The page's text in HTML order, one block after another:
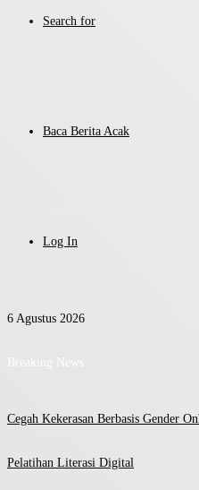
Search for
Baca Berita Acak
Log In
6 Agustus 2026
Breaking News
Cegah Kekerasan Berbasis Gender
Pelatihan Literasi Digital